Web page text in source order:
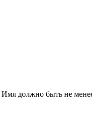
Имя должно быть не